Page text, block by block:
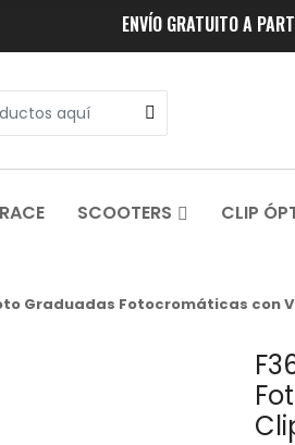
ENVÍO GRATUITO A
SCOOTERS CLIP
Graduadas Fotocromáticas con